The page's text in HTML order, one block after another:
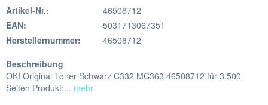
Artikel-Nr.:
46508712
EAN:
5031713067351
Herstellernummer:
46508712
Beschreibung
OKI Original Toner Schwarz C332 MC363 46508712 für 3.500
Seiten Produkt:... mehr